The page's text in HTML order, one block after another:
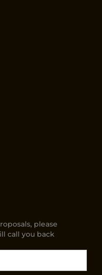
please
call you back